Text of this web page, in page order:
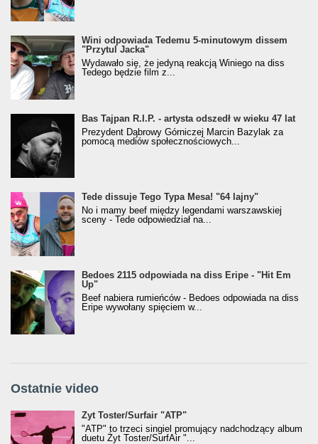
Wini odpowiada Tedemu 5-minutowym dissem
"Przytul Jacka"
Wydawało się, że jedyną reakcją Winiego na diss
Tedego będzie film z...
Bas Tajpan R.I.P. - artysta odszedł w wieku 47 lat
Prezydent Dąbrowy Górniczej Marcin Bazylak za
pomocą mediów społecznościowych...
Tede dissuje Tego Typa Mesa! "64 lajny"
No i mamy beef między legendami warszawskiej
sceny - Tede odpowiedział na...
Bedoes 2115 odpowiada na diss Eripe - "Hit Em
Up"
Beef nabiera rumieńców - Bedoes odpowiada na diss
Eripe wywołany spięciem w...
Ostatnie video
Żyt Toster/SurfAir - ATP VIDEO
Żyt Toster/Surfair "ATP"
"ATP" to trzeci singiel promujący nadchodzący album
duetu Żyt Toster/SurfAir "...